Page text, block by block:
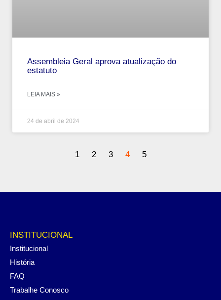
Assembleia Geral aprova atualização do
estatuto
LEIA MAIS »
24 de abril de 2024
1 2 3 4 5
INSTITUCIONAL
Institucional
História
FAQ
Trabalhe Conosco